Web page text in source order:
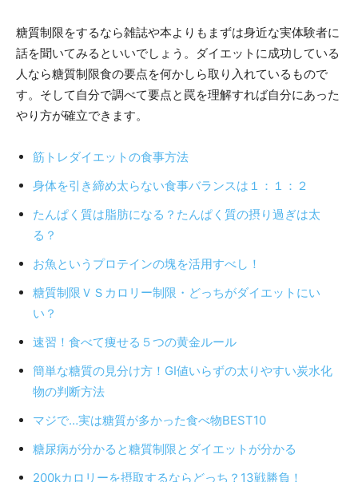
糖質制限をするなら雑誌や本よりもまずは身近な実体験者に
話を聞いてみるといいでしょう。ダイエットに成功している
人なら糖質制限食の要点を何かしら取り入れているもので
す。そして自分で調べて要点と罠を理解すれば自分にあった
やり方が確立できます。
筋トレダイエットの食事方法
身体を引き締め太らない食事バランスは１：１：２
たんぱく質は脂肪になる？たんぱく質の摂り過ぎは太
る？
お魚というプロテインの塊を活用すべし！
糖質制限ＶＳカロリー制限・どっちがダイエットにい
い？
速習！食べて痩せる５つの黄金ルール
簡単な糖質の見分け方！GI値いらずの太りやすい炭水化
物の判断方法
マジで…実は糖質が多かった食べ物BEST10
糖尿病が分かると糖質制限とダイエットが分かる
200kカロリーを摂取するならどっち？13戦勝負！